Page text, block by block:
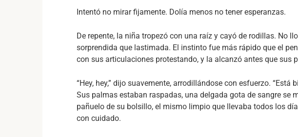
Intentó no mirar fijamente. Dolía menos no tener esperanzas.
De repente, la niña tropezó con una raíz y cayó de rodillas. No
sorprendida que lastimada. El instinto fue más rápido que el
con sus articulaciones protestando, y la alcanzó antes que sus
“Hey, hey,” dijo suavemente, arrodillándose con esfuerzo. “Está
Sus palmas estaban raspadas, una delgada gota de sangre se
pañuelo de su bolsillo, el mismo limpio que llevaba todos los
con cuidado.